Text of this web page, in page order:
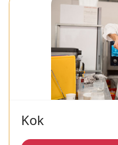
Kok